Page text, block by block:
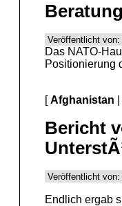
Veröffentlicht
Das NATO-
Positionierung
[Afghanistan
Bericht
Veröffentlicht
Endlich ergab